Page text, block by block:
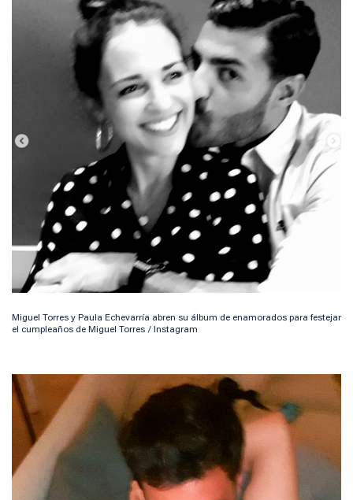
Miguel Torres y Paula Echevarría abren su álbum de enamorados para festejar
el cumpleaños de Miguel Torres / Instagram